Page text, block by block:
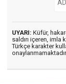
UYARI: Küfür,
saldırı içeren, imla
Türkçe karakter